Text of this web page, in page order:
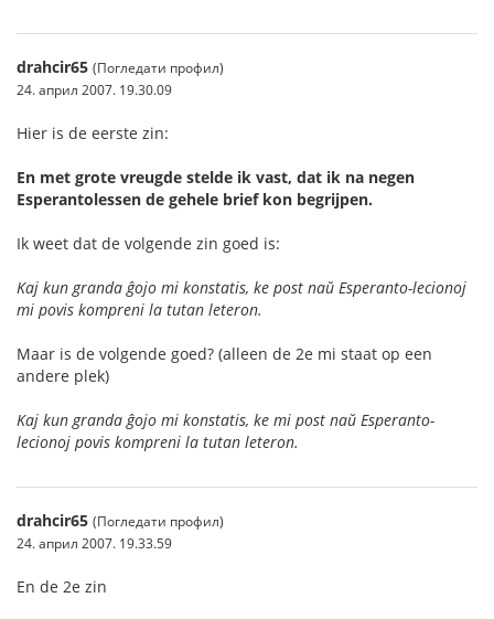
drahcir65 (Погледати профил)
24. април 2007. 19.30.09
Hier is de eerste zin:
En met grote vreugde stelde ik vast, dat ik na negen
Esperantolessen de gehele brief kon begrijpen.
Ik weet dat de volgende zin goed is:
Kaj kun granda ĝojo mi konstatis, ke post naŭ Esperanto-lecionoj
mi povis kompreni la tutan leteron.
Maar is de volgende goed? (alleen de 2e mi staat op een
andere plek)
Kaj kun granda ĝojo mi konstatis, ke mi post naŭ Esperanto-
lecionoj povis kompreni la tutan leteron.
drahcir65 (Погледати профил)
24. април 2007. 19.33.59
En de 2e zin